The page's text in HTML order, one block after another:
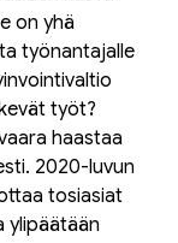
on yhä
työnantajalle
työt?
haastaa
2020-luvun
tosiasiat
ylipäätään